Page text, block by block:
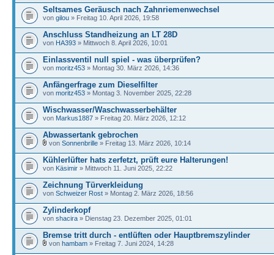
Seltsames Geräusch nach Zahnriemenwechsel
von gilou » Freitag 10. April 2026, 19:58
Anschluss Standheizung an LT 28D
von HA393 » Mittwoch 8. April 2026, 10:01
Einlassventil null spiel - was überprüfen?
von moritz453 » Montag 30. März 2026, 14:36
Anfängerfrage zum Dieselfilter
von moritz453 » Montag 3. November 2025, 22:28
Wischwasser/Waschwasserbehälter
von Markus1887 » Freitag 20. März 2026, 12:12
Abwassertank gebrochen
von Sonnenbrille » Freitag 13. März 2026, 10:14
Kühlerlüfter hats zerfetzt, prüft eure Halterungen!
von Käsimir » Mittwoch 11. Juni 2025, 22:22
Zeichnung Türverkleidung
von Schweizer Rost » Montag 2. März 2026, 18:56
Zylinderkopf
von shacira » Dienstag 23. Dezember 2025, 01:01
Bremse tritt durch - entlüften oder Hauptbremszylinder
von hambam » Freitag 7. Juni 2024, 14:28